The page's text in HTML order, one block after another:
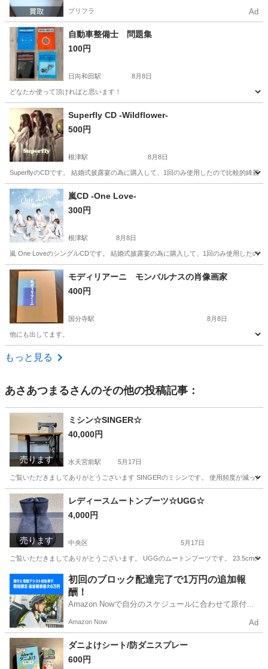
プリフラ Ad
自動車整備士 問題集
100円
日向和田駅 8月8日
どなたか使って頂ければと思います！
東京 青梅市
Superfly CD -Wildflower-
500円
根津駅 8月8日
SuperflyのCDです。 結婚式披露宴の為に購入して、1回のみ使用したので比較的綺麗
東京 文京区
嵐CD -One Love-
300円
根津駅 8月8日
嵐 One LoveのシングルCDです。 結婚式披露宴の為に購入して、1回のみ使用したの
東京 文京区 根津駅
モディリアーニ モンバルナスの肖像画家
400円
国分寺駅 8月8日
他にも出してます。
東京 国分寺市
もっと見る
あさあつまるさんのその他の投稿記事：
売ります
ミシン☆SINGER☆
40,000円
水天宮前駅 5月17日
ご覧いただきましてありがとうございます SINGERのミシンです。 使用頻度が減っ
東京 中央区 水天宮前駅 生活家電 シンガー
売ります
レディースムートンブーツ☆UGG☆
4,000円
中央区 5月17日
ご覧いただきましてありがとうございます。 UGGのムートンブーツです。 23.5cm
靴 ムートンブーツ
初回のブロック配達完了で1万円の追加報
酬！
Amazon Nowで自分のスケジュールに合わせて原付や
う！
Amazon Now Ad
ダニよけシート/防ダニスプレー
600円